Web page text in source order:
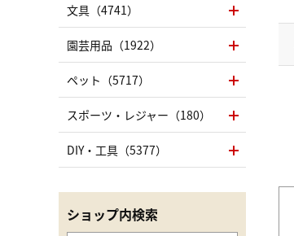
文具（4741）
園芸用品（1922）
ペット（5717）
スポーツ・レジャー（180）
DIY・工具（5377）
ショップ内検索